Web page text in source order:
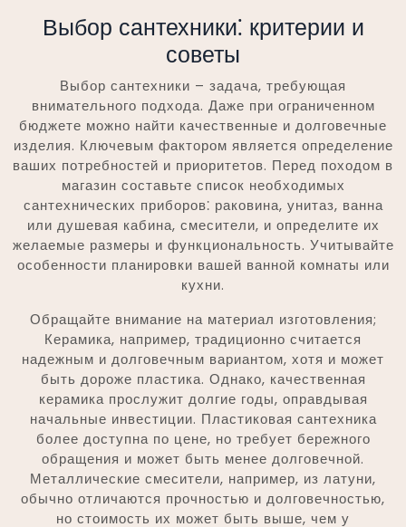
Выбор сантехники⁚ критерии и
советы
Выбор сантехники – задача, требующая
внимательного подхода. Даже при ограниченном
бюджете можно найти качественные и долговечные
изделия. Ключевым фактором является определение
ваших потребностей и приоритетов. Перед походом в
магазин составьте список необходимых
сантехнических приборов⁚ раковина, унитаз, ванна
или душевая кабина, смесители, и определите их
желаемые размеры и функциональность. Учитывайте
особенности планировки вашей ванной комнаты или
кухни.
Обращайте внимание на материал изготовления;
Керамика, например, традиционно считается
надежным и долговечным вариантом, хотя и может
быть дороже пластика. Однако, качественная
керамика прослужит долгие годы, оправдывая
начальные инвестиции. Пластиковая сантехника
более доступна по цене, но требует бережного
обращения и может быть менее долговечной.
Металлические смесители, например, из латуни,
обычно отличаются прочностью и долговечностью,
но стоимость их может быть выше, чем у